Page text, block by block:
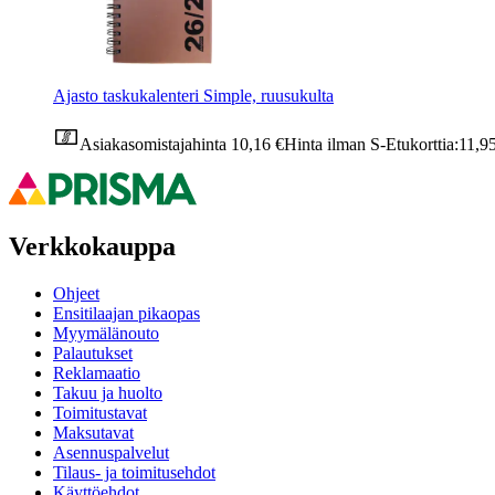
Ajasto taskukalenteri Simple, ruusukulta
Asiakasomistajahinta 10,16 €Hinta ilman S-Etukorttia:
Verkkokauppa
Ohjeet
Ensitilaajan pikaopas
Myymälänouto
Palautukset
Reklamaatio
Takuu ja huolto
Toimitustavat
Maksutavat
Asennuspalvelut
Tilaus- ja toimitusehdot